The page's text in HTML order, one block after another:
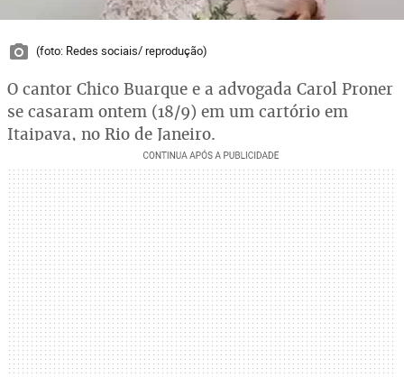
(foto: Redes sociais/ reprodução)
O cantor Chico Buarque e a advogada Carol Proner
se casaram ontem (18/9) em um cartório em
Itaipava, no Rio de Janeiro.